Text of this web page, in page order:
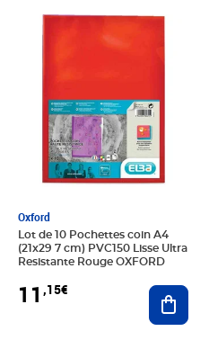
Oxford
Lot de 10 Pochettes coin A4
(21x29 7 cm) PVC150 Lisse Ultra
Resistante Rouge OXFORD
11 ,15€
Prix 11,15€